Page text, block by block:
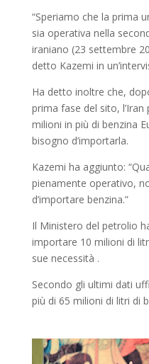
“Speriamo che la prima
sia operativa nella
iraniano (23 settembre
detto Kazemi in
Ha detto inoltre che,
prima fase del sito,
milioni in più di benzina
bisogno d’importarla.
Kazemi ha aggiunto:
pienamente operativo,
d’importare benzina.”
Il Ministero del petrolio
importare 10 milioni di
sue necessità .
Secondo gli ultimi dati
più di 65 milioni di litri di